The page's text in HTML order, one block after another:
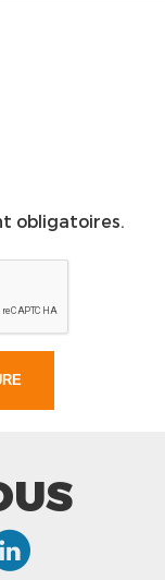
obligatoires.